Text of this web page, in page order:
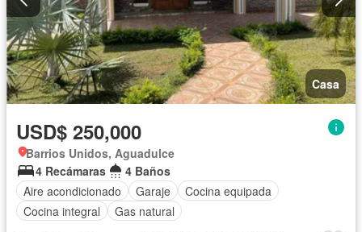
Casa
USD$ 250,000
Barrios Unidos, Aguadulce
4 Recámaras
4 Baños
Aire acondicionado
Garaje
Cocina equipada
Cocina integral
Gas natural